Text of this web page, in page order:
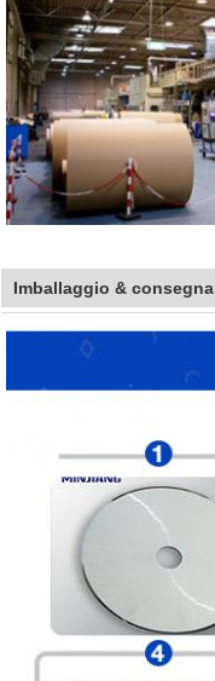
Imballaggio & consegna